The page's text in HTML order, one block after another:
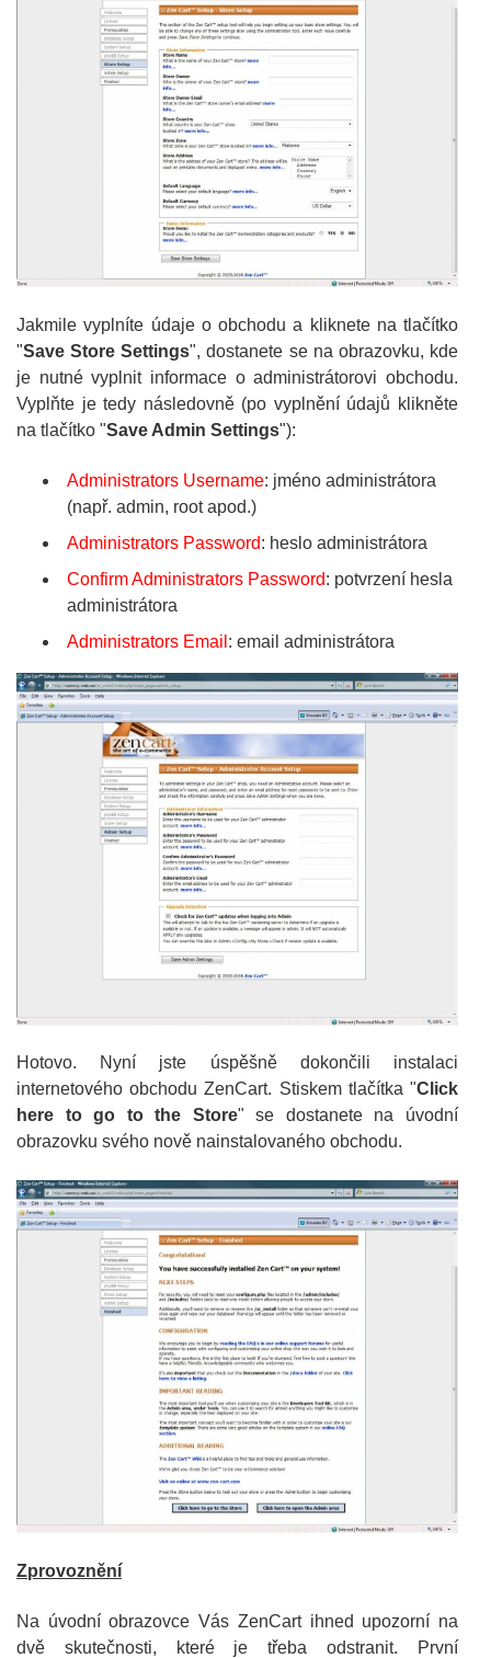
Jakmile vyplníte údaje o obchodu a kliknete na tlačítko
"Save Store Settings", dostanete se na obrazovku, kde
je nutné vyplnit informace o administrátorovi obchodu.
Vyplňte je tedy následovně (po vyplnění údajů klikněte
na tlačítko "Save Admin Settings"):
Administrators Username: jméno administrátora
(např. admin, root apod.)
Administrators Password: heslo administrátora
Confirm Administrators Password: potvrzení hesla
administrátora
Administrators Email : email administrátora
Hotovo. Nyní jste úspěšně dokončili instalaci
internetového obchodu ZenCart. Stiskem tlačítka "Click
here to go to the Store" se dostanete na úvodní
obrazovku svého nově nainstalovaného obchodu.
Zprovoznění
Na úvodní obrazovce Vás ZenCart ihned upozorní na
dvě skutečnosti, které je třeba odstranit. První